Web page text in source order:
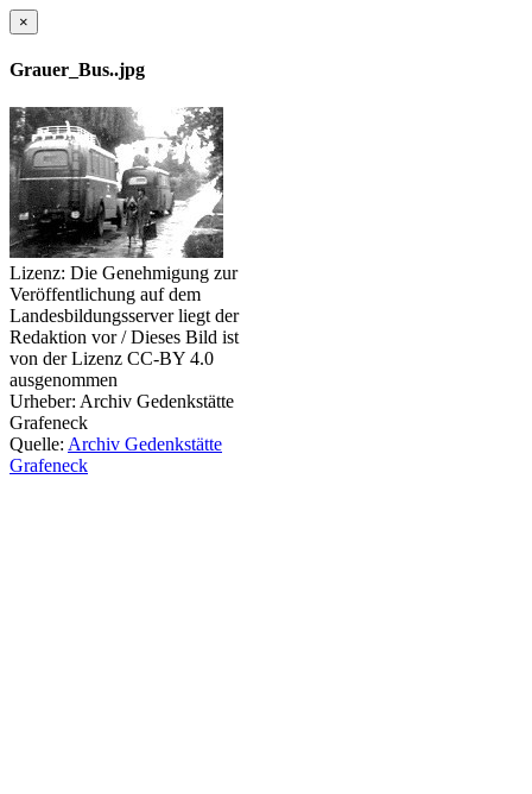
×
Grauer_Bus..jpg
Lizenz: Die Genehmigung zur
Veröffentlichung auf dem
Landesbildungsserver liegt der
Redaktion vor / Dieses Bild ist
von der Lizenz CC-BY 4.0
ausgenommen
Urheber: Archiv Gedenkstätte
Grafeneck
Quelle: Archiv Gedenkstätte
Grafeneck